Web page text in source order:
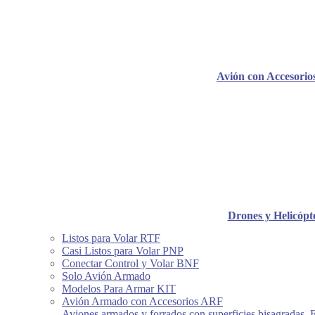
Avión con
Drones y
Listos para Volar RTF
Casi Listos para Volar PNP
Conectar Control y Volar BNF
Solo Avión Armado
Modelos Para Armar KIT
Avión Armado con Accesorios ARF